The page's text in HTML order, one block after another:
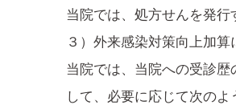
当院では、処方せんを発行
３）外来感染対策向上加算
当院では、当院への受診
して、必要に応じて次のよ